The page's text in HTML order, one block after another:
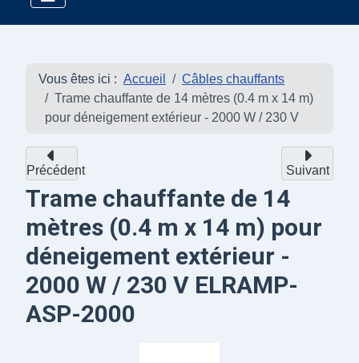
Vous êtes ici : Accueil
Câbles chauffants
Trame chauffante de 14 mètres (0.4 m x 14 m)
pour déneigement extérieur - 2000 W / 230 V
Précédent Suivant
Trame chauffante de 14
mètres (0.4 m x 14 m) pour
déneigement extérieur -
2000 W / 230 V ELRAMP-
ASP-2000